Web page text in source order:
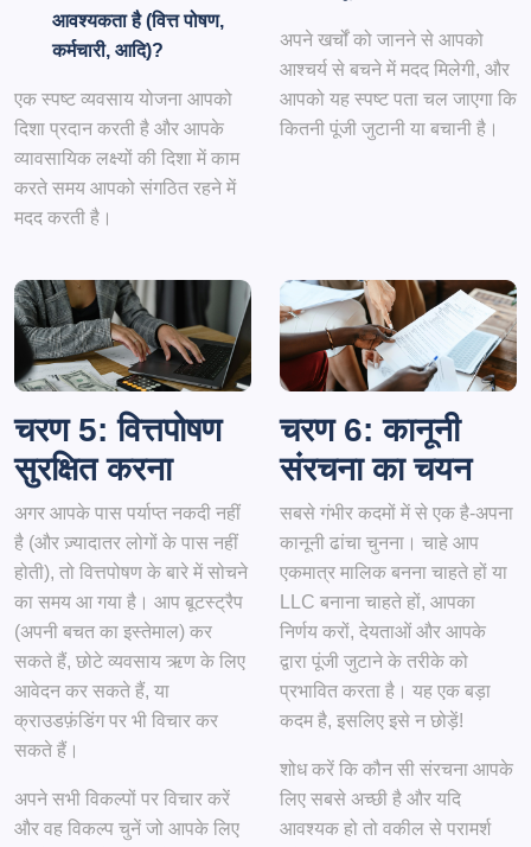
आवश्यकता है (वित्त पोषण,
कर्मचारी, आदि)?
एक स्पष्ट व्यवसाय योजना आपको
दिशा प्रदान करती है और आपके
व्यावसायिक लक्ष्यों की दिशा में काम
करते समय आपको संगठित रहने में
मदद करती है।
अपने खर्चों को जानने से आपको
आश्चर्य से बचने में मदद मिलेगी, और
आपको यह स्पष्ट पता चल जाएगा कि
कितनी पूंजी जुटानी या बचानी है।
चरण 5: वित्तपोषण
सुरक्षित करना
अगर आपके पास पर्याप्त नकदी नहीं
है (और ज़्यादातर लोगों के पास नहीं
होती), तो वित्तपोषण के बारे में सोचने
का समय आ गया है। आप बूटस्ट्रैप
(अपनी बचत का इस्तेमाल) कर
सकते हैं, छोटे व्यवसाय ऋण के लिए
आवेदन कर सकते हैं, या
क्राउडफ़ंडिंग पर भी विचार कर
सकते हैं।
अपने सभी विकल्पों पर विचार करें
और वह विकल्प चुनें जो आपके लिए
चरण 6: कानूनी
संरचना का चयन
सबसे गंभीर कदमों में से एक है-अपना
कानूनी ढांचा चुनना। चाहे आप
एकमात्र मालिक बनना चाहते हों या
LLC बनाना चाहते हों, आपका
निर्णय करों, देयताओं और आपके
द्वारा पूंजी जुटाने के तरीके को
प्रभावित करता है। यह एक बड़ा
कदम है, इसलिए इसे न छोड़ें!
शोध करें कि कौन सी संरचना आपके
लिए सबसे अच्छी है और यदि
आवश्यक हो तो वकील से परामर्श